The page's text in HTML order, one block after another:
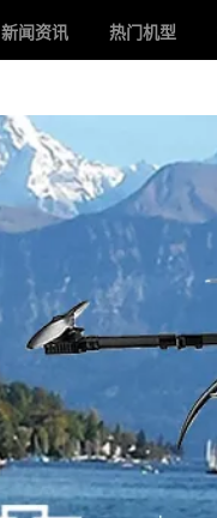
新闻资讯 热门机型